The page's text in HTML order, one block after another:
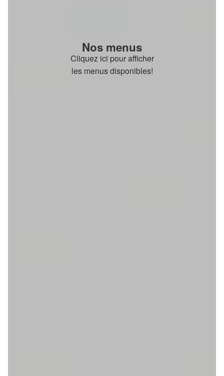
Nos menus
Cliquez ici pour afficher
les menus disponibles!